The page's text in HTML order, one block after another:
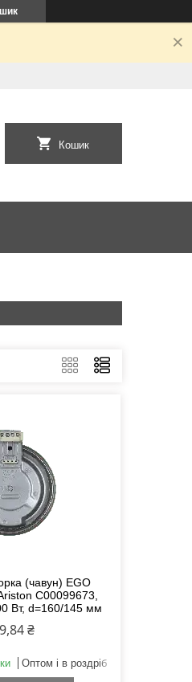
Кошик
(чавун) EGO
C00099673,
Вт, d=160/145 мм
₴
Оптом і в роздріб